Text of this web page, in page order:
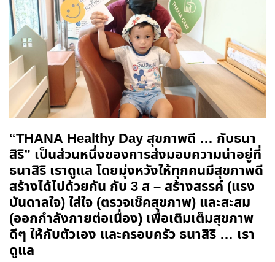
“THANA Healthy Day สุขภาพดี … กับธนา
สิริ” เป็นส่วนหนึ่งของการส่งมอบความน่าอยู่ที่
ธนาสิริ เราดูแล โดยมุ่งหวังให้ทุกคนมีสุขภาพดี
สร้างได้ไปด้วยกัน กับ 3 ส – สร้างสรรค์ (แรง
บันดาลใจ) ใส่ใจ (ตรวจเช็คสุขภาพ) และสะสม
(ออกกำลังกายต่อเนื่อง) เพื่อเติมเต็มสุขภาพ
ดีๆ ให้กับตัวเอง และครอบครัว ธนาสิริ … เรา
ดูแล